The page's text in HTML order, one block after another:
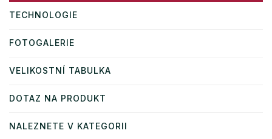
TECHNOLOGIE
FOTOGALERIE
VELIKOSTNÍ TABULKA
DOTAZ NA PRODUKT
NALEZNETE V KATEGORII